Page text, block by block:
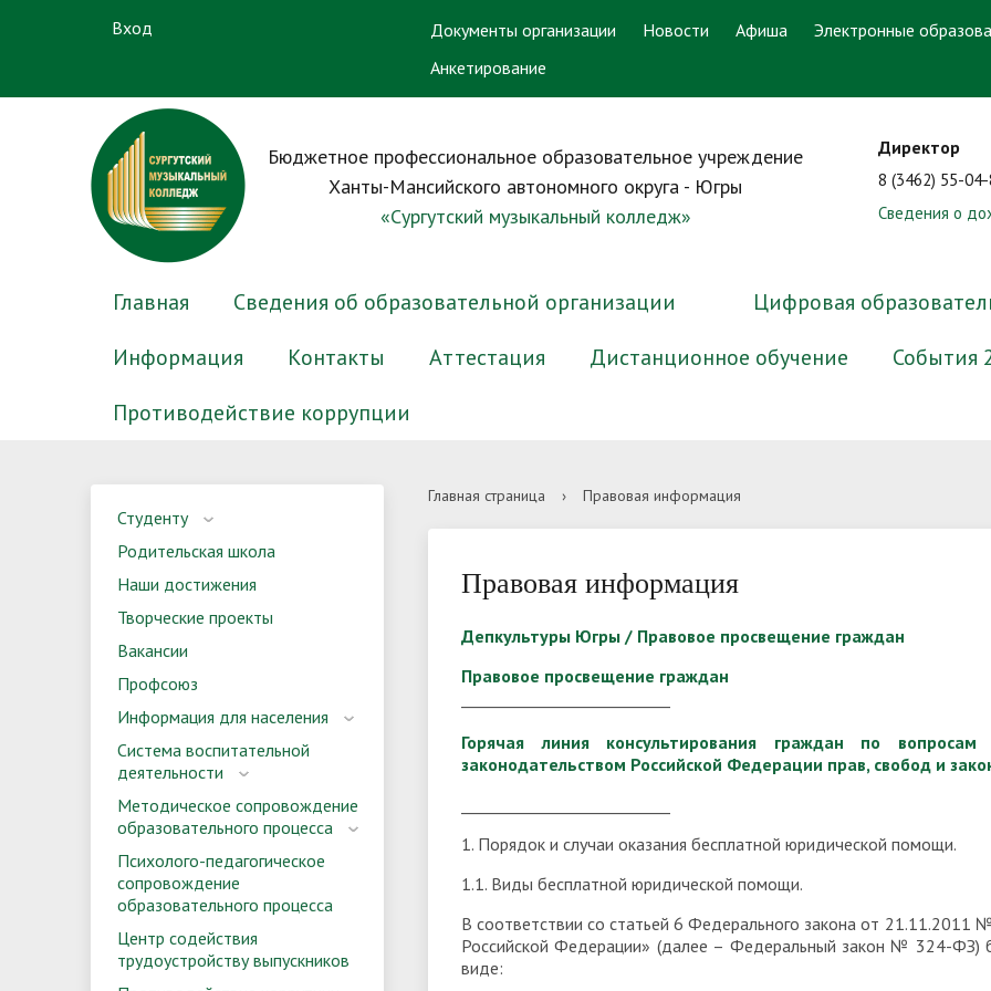
Вход Документы организации Новости Афиша
Электронные
Анкетирование
Бюджетное профессиональное образовательное учреждение
Ханты-Мансийского автономного округа - Югры
«Сургутский музыкальный колледж»
Директор
8 (3462) 55-
Сведения о
Главная Сведения об образовательной организации
Структура и органы управления
образовательной организацией
Материально-техническое
обеспечение и оснащенность
образовательного процесса.
Доступная среда
Организация питания в
Стипендии и меры поддержки
Вакантные места для приема
(перевода) обучающихся
Международное
Обращения граждан
Цифровая
Электронный кабинет
преподавателя
ресурсы
Вопрос-ответ. Задать вопрос
Вступительные испытания
Количество мест для приема по
каждой специальности в 2026
году
Особенности проведения
вступительных испытаний для
инвалидов и лиц с ОВЗ
Информация об общежитии для
иногородних поступающих
Результаты вступительных
испытаний
Информация о зачислении
Информация Контакты Аттестация Дистанционное обучение События
Преподаватели-ветераны
Директора
Противодействие коррупции
акты в сфере противодействия
коррупции
Антикоррупционная экспертиза
Сведения о доходах, расходах, об
имуществе и обязательствах
имущественного характера
Комиссия по противодействию
коррупции
фактах коррупции
Студенту
Родительская школа
Наши достижения
Творческие проекты
Вакансии
Профсоюз
Информация для населения
Система воспитательной
деятельности
Методическое сопровождение
образовательного процесса
Психолого-педагогическое
сопровождение
образовательного процесса
Центр содействия
трудоустройству выпускников
Главная страница › Правовая информация
Правовая информация
Депкультуры Югры / Правовое просвещение граждан
Правовое просвещение граждан
Горячая линия консультирования граждан по
законодательством Российской Федерации прав, свобод и
1. Порядок и случаи оказания бесплатной юридической помощи.
1.1. Виды бесплатной юридической помощи.
В соответствии со статьей 6 Федерального закона от
Российской Федерации» (далее – Федеральный закон № 324-ФЗ)
виде: